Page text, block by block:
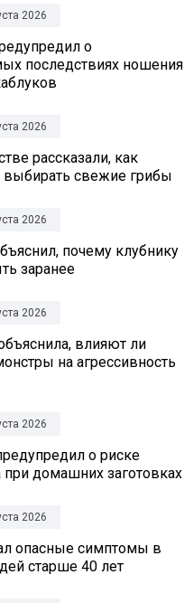
2026
о
последствиях ношения
2026
рассказали, как
выбирать свежие грибы
2026
почему клубнику
заранее
2026
влияют ли
на агрессивность
2026
о риске
при домашних заготовках
2026
опасные симптомы в
старше 40 лет